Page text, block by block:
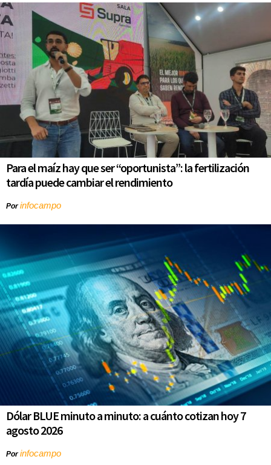
Para el maíz hay que ser “oportunista”: la fertilización
tardía puede cambiar el rendimiento
Porinfocampo
Dólar BLUE minuto a minuto: a cuánto cotizan hoy 7
agosto 2026
Porinfocampo